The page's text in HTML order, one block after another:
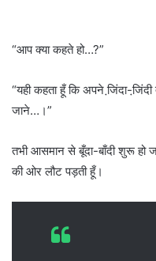
“आप क्या कहते हो…?”
“यही कहता हूँ कि अपने जि़ंदा-
जाने…।”
तभी आसमान से बूँदा-बाँदी शुरू हो
की ओर लौट पड़ती हूँ।